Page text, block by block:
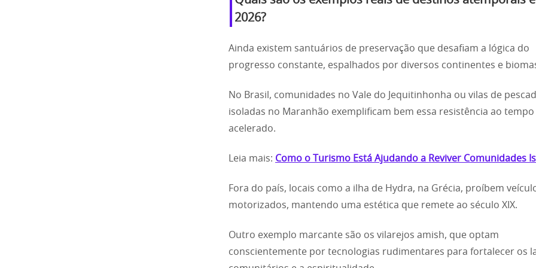
2026?
Ainda existem santuários de preservação que desafiam a lógica do
progresso constante, espalhados por diversos continentes e
No Brasil, comunidades no Vale do Jequitinhonha ou vilas de
isoladas no Maranhão exemplificam bem essa resistência ao tempo
acelerado.
Leia mais: Como o Turismo Está Ajudando a Reviver Comunidades
Fora do país, locais como a ilha de Hydra, na Grécia, proíbem
motorizados, mantendo uma estética que remete ao século XIX.
Outro exemplo marcante são os vilarejos amish, que optam
conscientemente por tecnologias rudimentares para fortalecer os